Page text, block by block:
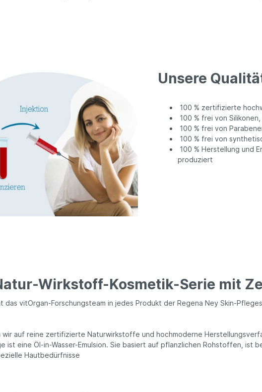
Unsere
100 % zertifizierte
100 % frei von
100 % frei von
100 % frei von
100 % Herstellung und
produziert
Wirkstoff-Kosmetik-Serie mit
vitOrgan-Forschungsteam in jedes Produkt der Regena Ney Skin-
auf reine zertifizierte Naturwirkstoffe und hochmoderne
ist eine Öl-in-Wasser-Emulsion. Sie basiert auf pflanzlichen Rohstoffen,
Hautbedürfnisse